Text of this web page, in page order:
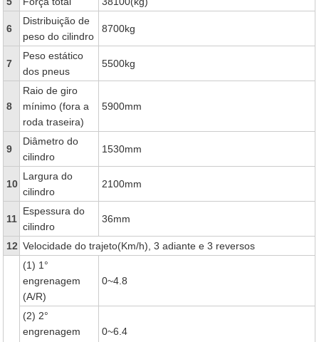
6
Distribuição de
peso do cilindro
8700kg
7
Peso estático
dos pneus
5500kg
8
Raio de giro
mínimo (fora a
roda traseira)
5900mm
9
Diâmetro do
cilindro
1530mm
10
Largura do
cilindro
2100mm
11
Espessura do
cilindro
36mm
12 Velocidade do trajeto(Km/h), 3 adiante e 3 reversos
(1) 1°
engrenagem
(A/R)
0~4.8
(2) 2°
engrenagem
0~6.4